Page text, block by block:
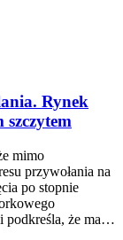
Rynek
szczytem
mimo
przywołania na
po stopnie
podkreśla, że ma…